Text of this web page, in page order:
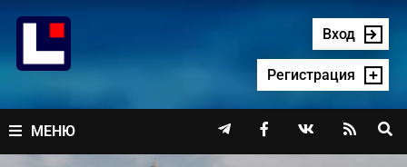
содержимому
Вход
Регистрация
МЕНЮ    